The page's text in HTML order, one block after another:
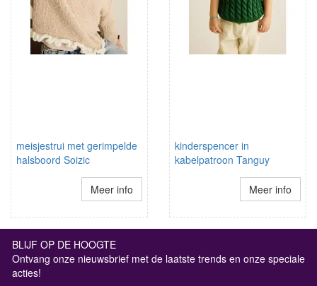
meisjestrui met gerimpelde
halsboord Soizic
Meer info
kinderspencer in
kabelpatroon Tanguy
Meer info
BLIJF OP DE HOOGTE
Ontvang onze nieuwsbrief met de laatste trends en onze speciale
acties!